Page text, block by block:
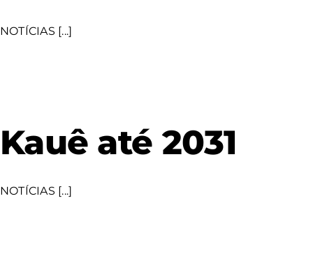
NOTÍCIAS [...]
Kauê até 2031
NOTÍCIAS [...]